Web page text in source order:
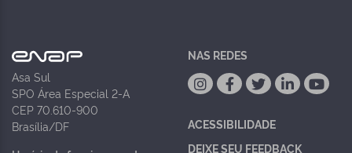
Asa Sul
SPO Área Especial 2-A
CEP 70.610-900
Brasília/DF
NAS REDES
ACESSIBILIDADE
DEIXE SEU FEEDBACK